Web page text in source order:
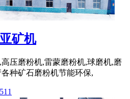
矿机
高压磨粉机,雷蒙磨粉机,球磨机,磨
种矿石磨粉机节能环保,